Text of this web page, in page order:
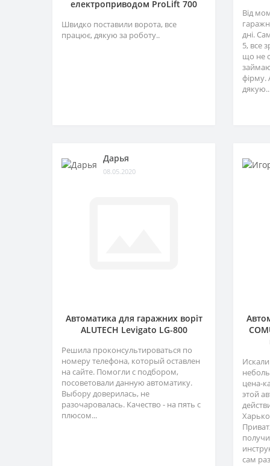
електроприводом ProLift 700
Швидко поставили ворота, все
працює, дякую за роботу..
Від
дні.
5, все
що не
фірму.
дякую..
Дарья
08.05.2020
Автоматика для гаражних воріт
ALUTECH Levigato LG-800
Решила проконсультироваться по
номеру телефона, который оставлен
на сайте. Помогли с подбором,
посоветовали данную автоматику.
Выбору доверилась, не
разочаровалась. Качество - на пять с
плюсом...
цена-
этой
сам